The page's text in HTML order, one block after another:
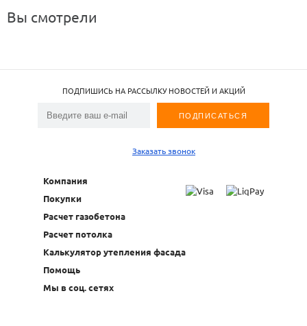
Вы смотрели
ПОДПИШИСЬ НА РАССЫЛКУ НОВОСТЕЙ И АКЦИЙ
Заказать звонок
Компания
Покупки
Расчет газобетона
Расчет потолка
Калькулятор утепления фасада
Помощь
Мы в соц. сетях